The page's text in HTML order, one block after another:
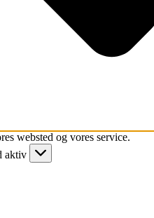
websted og vores service.
aktiv